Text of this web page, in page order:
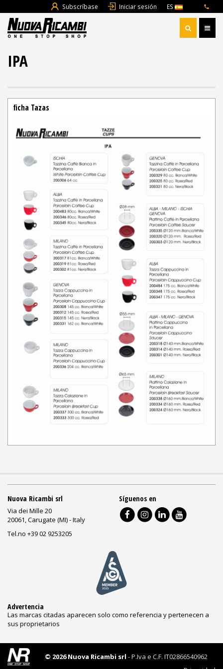
Subscríbase Iniciar sesión ES
IPA
ficha Tazas
Nuova Ricambi srl
Via dei Mille 20
20061, Carugate (MI) - Italy
Tel.no +39 02 9253205
Síguenos en
Advertencia
Las marcas citadas aparecen solo como referencia y pertenecen a
sus proprietarios
© 2026 Nuova Ricambi srl - P.Iva e C.F. IT02866540962